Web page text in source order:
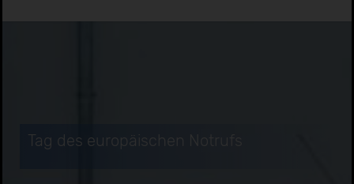
Tag des europäischen Notrufs